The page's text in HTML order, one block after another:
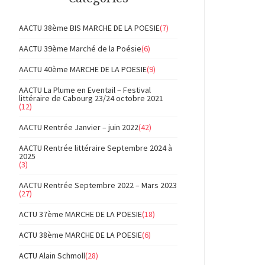
AACTU 38ème BIS MARCHE DE LA POESIE(7)
AACTU 39ème Marché de la Poésie(6)
AACTU 40ème MARCHE DE LA POESIE(9)
AACTU La Plume en Eventail – Festival
littéraire de Cabourg 23/24 octobre 2021
(12)
AACTU Rentrée Janvier – juin 2022(42)
AACTU Rentrée littéraire Septembre 2024 à
2025
(3)
AACTU Rentrée Septembre 2022 – Mars 2023
(27)
ACTU 37ème MARCHE DE LA POESIE(18)
ACTU 38ème MARCHE DE LA POESIE(6)
ACTU Alain Schmoll(28)